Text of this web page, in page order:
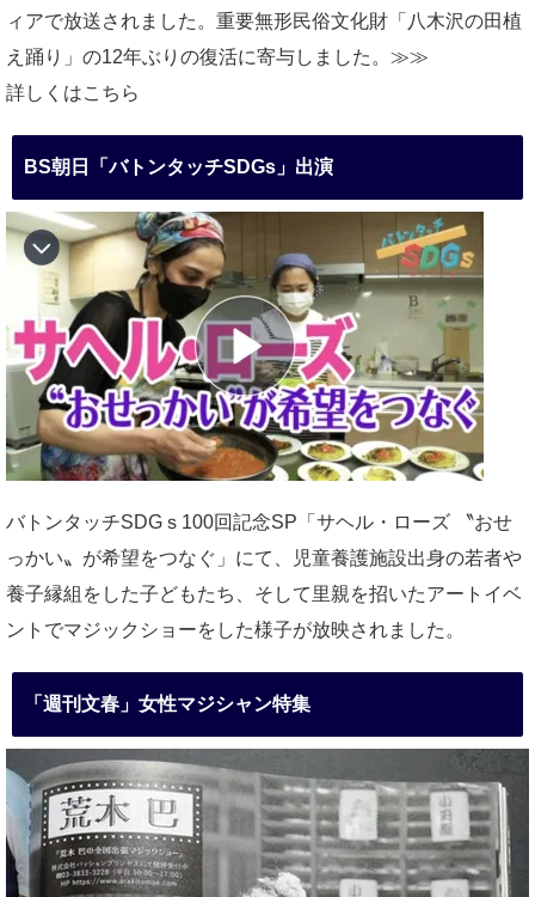
ィアで放送されました。重要無形民俗文化財「八木沢の田植
え踊り」の12年ぶりの復活に寄与しました。≫≫
詳しくはこちら
BS朝日「バトンタッチSDGs」出演
バトンタッチSDGｓ100回記念SP「サヘル・ローズ 〝おせ
っかい〟が希望をつなぐ」にて、児童養護施設出身の若者や
養子縁組をした子どもたち、そして里親を招いたアートイベ
ントでマジックショーをした様子が放映されました。
「週刊文春」女性マジシャン特集